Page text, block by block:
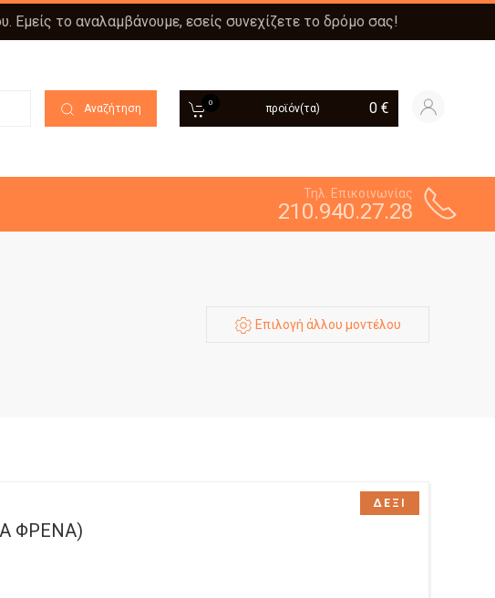
το αναλαμβάνουμε, εσείς συνεχίζετε το δρόμο σας!
Αναζήτηση 0 προϊόν(τα) 0 €
Τηλ. Επικοινωνίας
210.940.27.28
Επιλογή άλλου μοντέλου
ΦΡΕΝΑ)
ΔΕΞΙ